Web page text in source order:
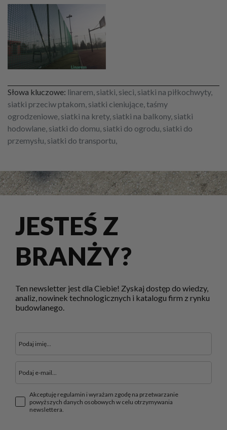
Słowa kluczowe: linarem, siatki, sieci, siatki na piłkochwyty,
siatki przeciw ptakom, siatki cieniujące, taśmy
ogrodzeniowe, siatki na krety, siatki na balkony, siatki
hodowlane, siatki do domu, siatki do ogrodu, siatki do
przemysłu, siatki do transportu,
JESTEŚ Z
BRANŻY?
Ten newsletter jest dla Ciebie! Zyskaj dostęp do wiedzy,
analiz, nowinek technologicznych i katalogu firm z rynku
budowlanego.
Akceptuję regulamin i wyrażam zgodę na przetwarzanie
powyższych danych osobowych w celu otrzymywania
newslettera.